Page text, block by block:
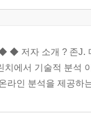
장과 선물시장의 관
술적 지표들
파일
◆ 저자 소개 ? 존J.
치에서 기술적 분석
라인 분석을 제공하